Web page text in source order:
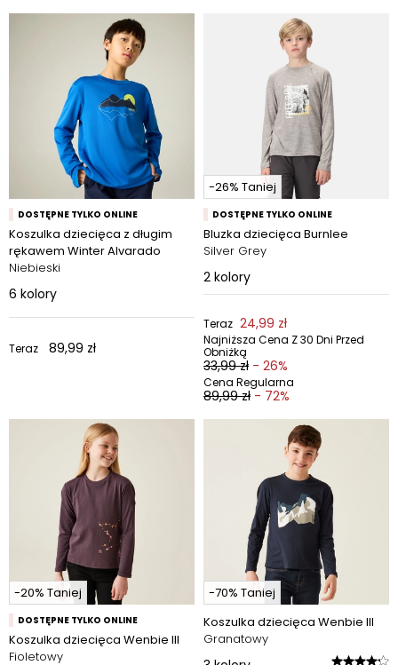
DOSTĘPNE TYLKO ONLINE
Koszulka dziecięca z długim
rękawem Winter Alvarado
Niebieski
6 kolory
Teraz 89,99 zł
-26% Taniej
DOSTĘPNE TYLKO ONLINE
Bluzka dziecięca Burnlee
Silver Grey
2 kolory
Teraz 24,99 zł
Najniższa Cena Z 30 Dni Przed
Obniżką
33,99 zł - 26%
Cena Regularna
89,99 zł - 72%
-20% Taniej
DOSTĘPNE TYLKO ONLINE
Koszulka dziecięca Wenbie III
Fioletowy
-70% Taniej
Koszulka dziecięca Wenbie III
Granatowy